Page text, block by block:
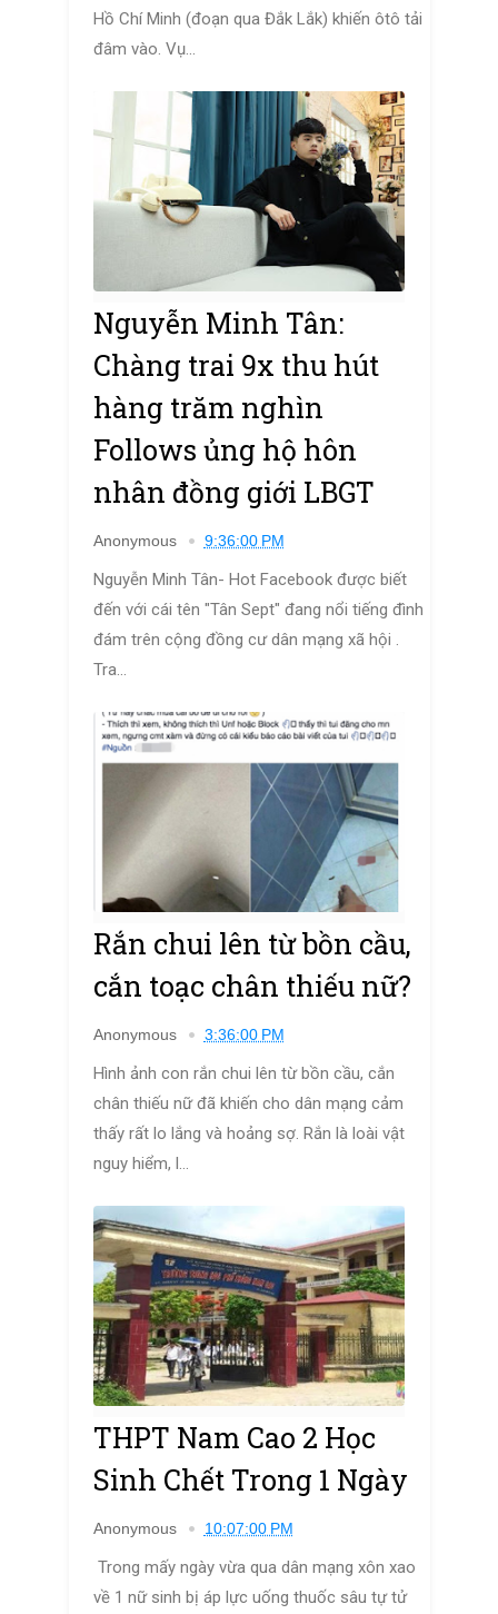
Hồ Chí Minh (đoạn qua Đắk Lắk) khiến ôtô tải
đâm vào. Vụ...
Nguyễn Minh Tân:
Chàng trai 9x thu hút
hàng trăm nghìn
Follows ủng hộ hôn
nhân đồng giới LBGT
Anonymous 9:36:00 PM
Nguyễn Minh Tân- Hot Facebook được biết
đến với cái tên "Tân Sept" đang nổi tiếng đình
đám trên cộng đồng cư dân mạng xã hội .
Tra...
Rắn chui lên từ bồn cầu,
cắn toạc chân thiếu nữ?
Anonymous 3:36:00 PM
Hình ảnh con rắn chui lên từ bồn cầu, cắn
chân thiếu nữ đã khiến cho dân mạng cảm
thấy rất lo lắng và hoảng sợ. Rắn là loài vật
nguy hiểm, l...
THPT Nam Cao 2 Học
Sinh Chết Trong 1 Ngày
Anonymous 10:07:00 PM
Trong mấy ngày vừa qua dân mạng xôn xao
về 1 nữ sinh bị áp lực uống thuốc sâu tự tử